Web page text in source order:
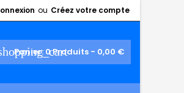
ou Créez votre compte
Panier: 0Produits - 0,00 €